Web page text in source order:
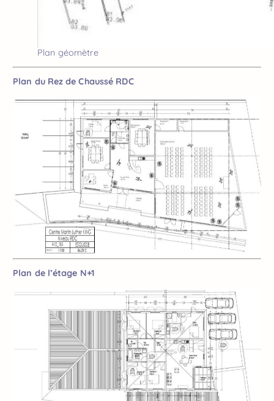
Plan géomètre
Plan du Rez de Chaussé RDC
Plan de l’étage N+1